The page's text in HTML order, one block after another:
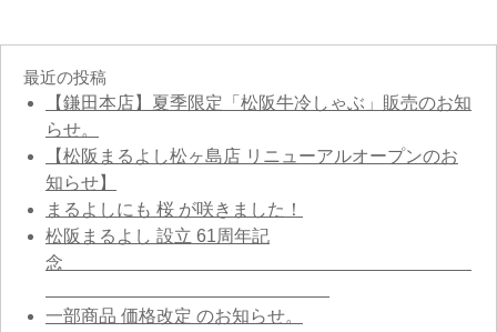
最近の投稿
【鎌田本店】夏季限定「松阪牛冷しゃぶ」販売のお知
らせ。
【松阪まるよし松ヶ島店 リニューアルオープンのお
知らせ】
まるよしにも 桜 が咲きました！
松阪まるよし 設立 61周年記
念
一部商品 価格改定 のお知らせ。